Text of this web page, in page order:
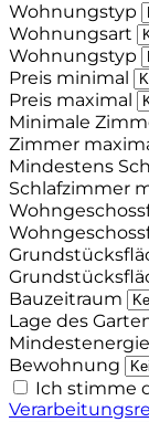
Wohnungstyp
Wohnungsart
Wohnungstyp
Preis minimal
Preis maximal
Minimale
Zimmer
Mindestens
Schlafzimmer
Bauzeitraum
Lage des
Bewohnung
Ich stimme